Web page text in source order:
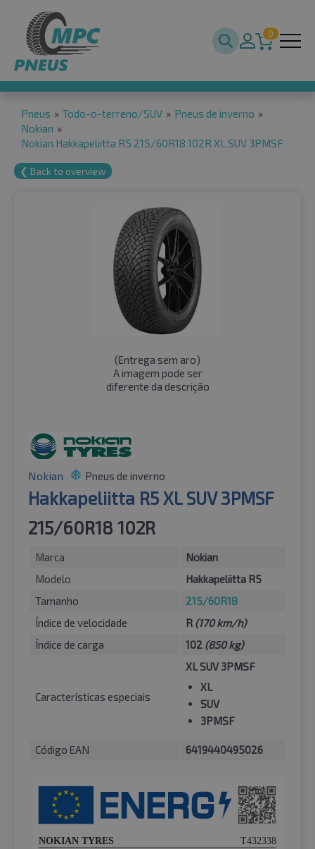
0
Pneus » Todo-o-terreno/SUV » Pneus de inverno »
Nokian »
Nokian Hakkapeliitta R5 215/60R18 102R XL SUV 3PMSF
❮ Back to overview
(Entrega sem aro)
A imagem pode ser
diferente da descrição
Nokian Pneus de inverno
Hakkapeliitta R5 XL SUV 3PMSF
215/60R18 102R
Marca
Nokian
Modelo
Hakkapeliitta R5
Tamanho
215/60R18
Índice de velocidade
R (170 km/h)
Índice de carga
102 (850 kg)
Características especiais
XL SUV 3PMSF
XL
SUV
3PMSF
Código EAN 6419440495026